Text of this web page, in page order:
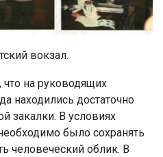
вокзал.
на руководящих
находились достаточно
закалки. В условиях
было сохранять
человеческий облик. В